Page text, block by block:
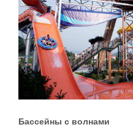
Бассейны с волнами